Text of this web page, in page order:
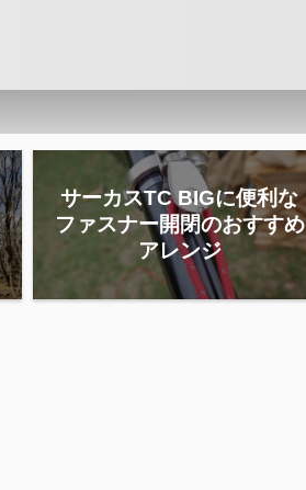
サーカスTC BIGに便利な
ファスナー開閉のおすすめ
アレンジ